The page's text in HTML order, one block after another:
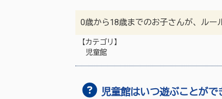
0歳から18歳までのお子さんが、ルー
【カテゴリ】
児童館
児童館はいつ遊ぶことがで